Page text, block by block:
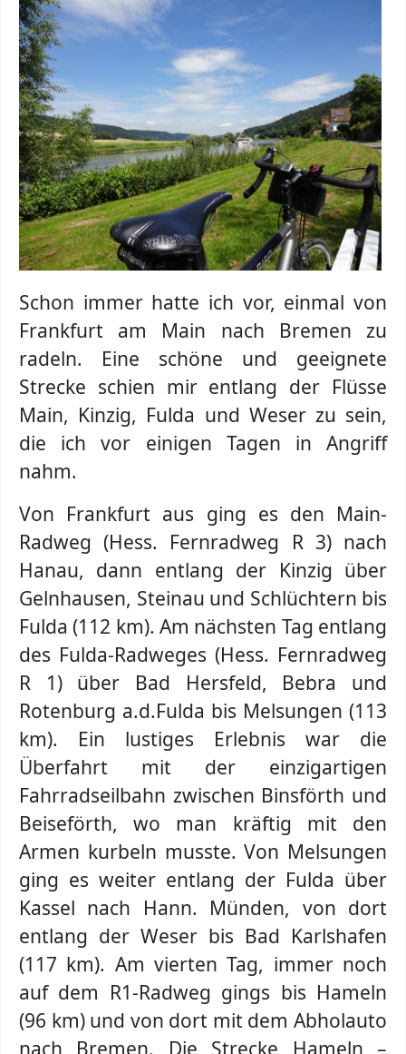
Schon immer hatte ich vor, einmal von
Frankfurt am Main nach Bremen zu
radeln. Eine schöne und geeignete
Strecke schien mir entlang der Flüsse
Main, Kinzig, Fulda und Weser zu sein,
die ich vor einigen Tagen in Angriff
nahm.
Von Frankfurt aus ging es den Main-
Radweg (Hess. Fernradweg R 3) nach
Hanau, dann entlang der Kinzig über
Gelnhausen, Steinau und Schlüchtern bis
Fulda (112 km). Am nächsten Tag entlang
des Fulda-Radweges (Hess. Fernradweg
R 1) über Bad Hersfeld, Bebra und
Rotenburg a.d.Fulda bis Melsungen (113
km). Ein lustiges Erlebnis war die
Überfahrt mit der einzigartigen
Fahrradseilbahn zwischen Binsförth und
Beiseförth, wo man kräftig mit den
Armen kurbeln musste. Von Melsungen
ging es weiter entlang der Fulda über
Kassel nach Hann. Münden, von dort
entlang der Weser bis Bad Karlshafen
(117 km). Am vierten Tag, immer noch
auf dem R1-Radweg gings bis Hameln
(96 km) und von dort mit dem Abholauto
nach Bremen. Die Strecke Hameln –